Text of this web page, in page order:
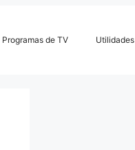
Programas de TV Utilidades